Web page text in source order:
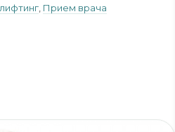
Прием врача